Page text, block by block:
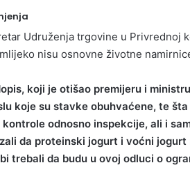
Udruženja trgovine u Privrednoj
nisu osnovne životne
koji je otišao premijeru i
koje su stavke obuhvaćene, te
odnosno inspekcije, ali i
da proteinski jogurt i voćni
trebali da budu u ovoj odluci o